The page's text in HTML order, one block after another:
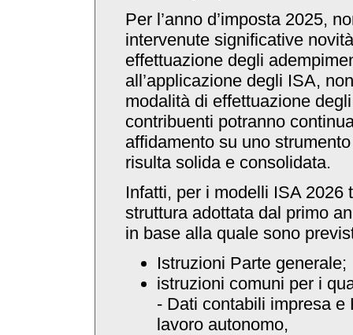
Per l’anno d’imposta 2025,
intervenute significative
effettuazione degli
all’applicazione degli ISA,
modalità di effettuazione
contribuenti potranno
affidamento su uno
risulta solida e consolidata.
Infatti, per i modelli ISA 2026
struttura adottata dal primo
in base alla quale sono
Istruzioni Parte generale;
istruzioni comuni per i
- Dati contabili impresa e
lavoro autonomo,